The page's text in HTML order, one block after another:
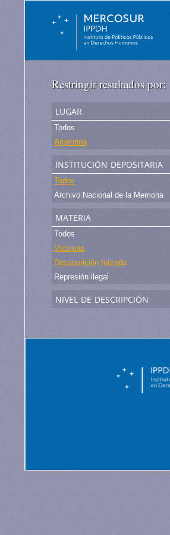
Restringir resultados por:
lugar
Todos
Argentina
institución depositaria
Todos
Archivo Nacional de la Memoria
materia
Todos
Víctimas
Desaparición forzada
Represión ilegal
nivel de descripción